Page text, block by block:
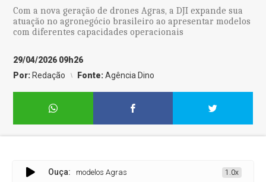
Com a nova geração de drones Agras, a DJI expande sua
atuação no agronegócio brasileiro ao apresentar modelos
com diferentes capacidades operacionais
29/04/2026 09h26
Por: Redação Fonte:Agência Dino
Ouça:
agrícolas com modelos Agras 1.0x